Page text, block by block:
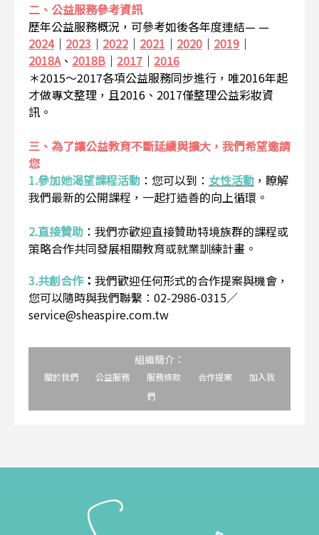
二、公益服務參考資訊
歷年公益服務概況，可參考如後各年度連結— —
2024｜ 2023 ｜ 2022 ｜ 2021 ｜ 2020 ｜ 2019 ｜
2018A、 2018B ｜ 2017 ｜ 2016
＊2015～2017各項公益服務同步進行，唯2016年起
才做專文整理，且2016、2017僅整理公益彩妝資
訊。
三、為了讓公益教育不斷延續與擴大，我們希望邀請
您
1.參加她渴望課程活動 ： 您可以到： 女性活動 ，瞭解
我們最新的公開課程，一起打造善的向上循環。
2.直接贊助 ： 我們亦歡迎直接贊助特境族群的課程或
策略合作共同發展相關教育或就業訓練計畫。
3.共創合作： 我們歡迎任何形式的合作提案與機會，
您可以隨時與我們聯繫：02-2986-0315／
service@sheaspire.com.tw
組織簡介：
關於我們 公益服務 服務條款 合作提案
加入我
們